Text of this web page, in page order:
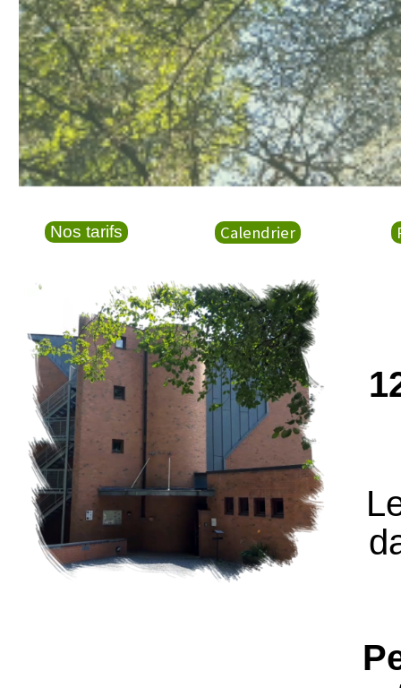
16 à 20 personnes
Plus d'infos ici
Nos tarifs Calendrier